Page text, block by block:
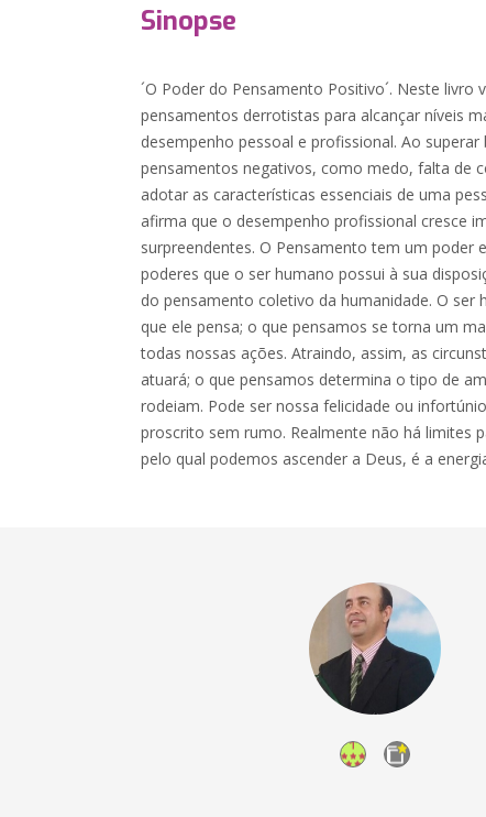
Sinopse
´O Poder do Pensamento Positivo´. Neste livro
pensamentos derrotistas para alcançar níveis
desempenho pessoal e profissional. Ao
pensamentos negativos, como medo, falta de
adotar as características essenciais de uma
afirma que o desempenho profissional cresce
surpreendentes. O Pensamento tem um poder
poderes que o ser humano possui à sua
do pensamento coletivo da humanidade. O
que ele pensa; o que pensamos se torna um
todas nossas ações. Atraindo, assim, as
atuará; o que pensamos determina o tipo de
rodeiam. Pode ser nossa felicidade ou
proscrito sem rumo. Realmente não há limites
pelo qual podemos ascender a Deus, é a